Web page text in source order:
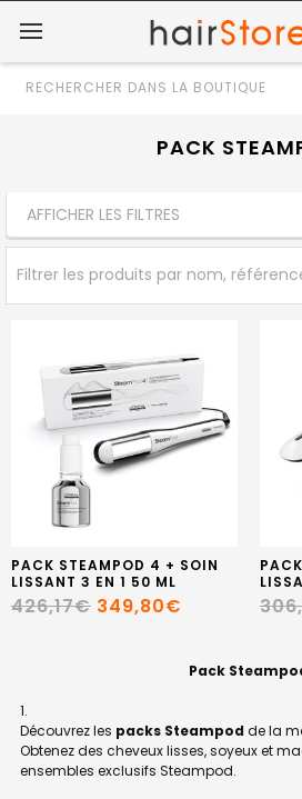
Rechercher
PACK
AFFICHER LES FILTRES
PACK STEAMPOD 4 + SOIN
LISSANT 3 EN 1 50 ML
426,17€ 349,80€
Pack
Découvrez les packs Steampod de la
Obtenez des cheveux lisses, soyeux et
ensembles exclusifs Steampod.